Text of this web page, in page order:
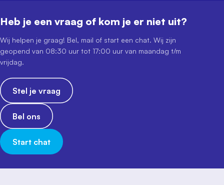
Heb je een vraag of kom je er niet uit?
Wij helpen je graag! Bel, mail of start een chat. Wij zijn
geopend van 08:30 uur tot 17:00 uur van maandag t/m
vrijdag.
Stel je vraag
Bel ons
Start chat